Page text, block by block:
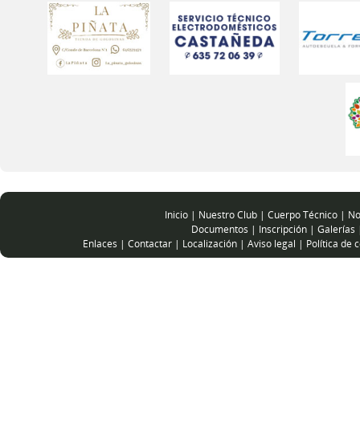
Inicio | Nuestro Club | Cuerpo Técnico |
Documentos | Inscripción | Galerías
Enlaces | Contactar | Localización | Aviso legal | Política de